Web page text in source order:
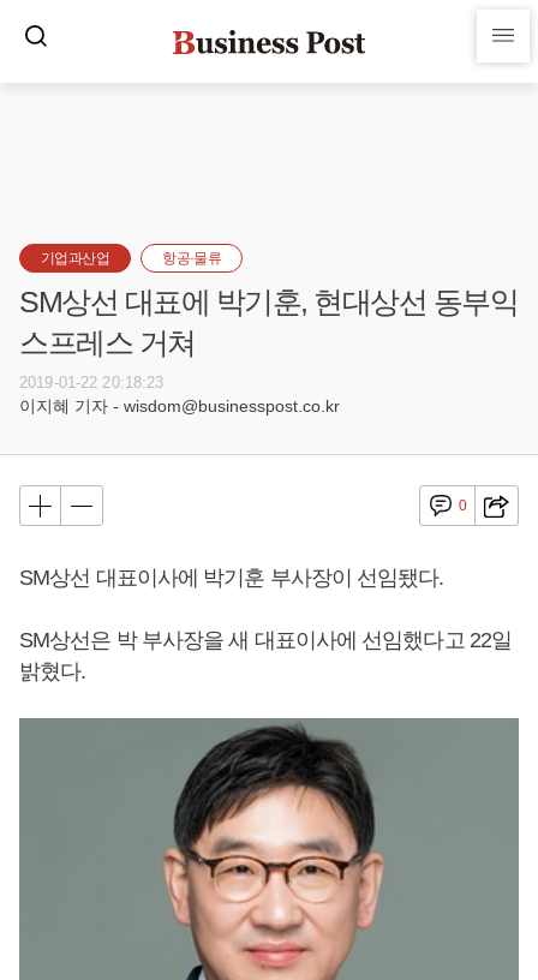
기업과산업 항공·물류
SM상선 대표에 박기훈, 현대상선 동부익
스프레스 거쳐
2019-01-22 20:18:23
이지혜 기자 - wisdom@businesspost.co.kr
0
SM상선 대표이사에 박기훈 부사장이 선임됐다.
SM상선은 박 부사장을 새 대표이사에 선임했다고 22일
밝혔다.